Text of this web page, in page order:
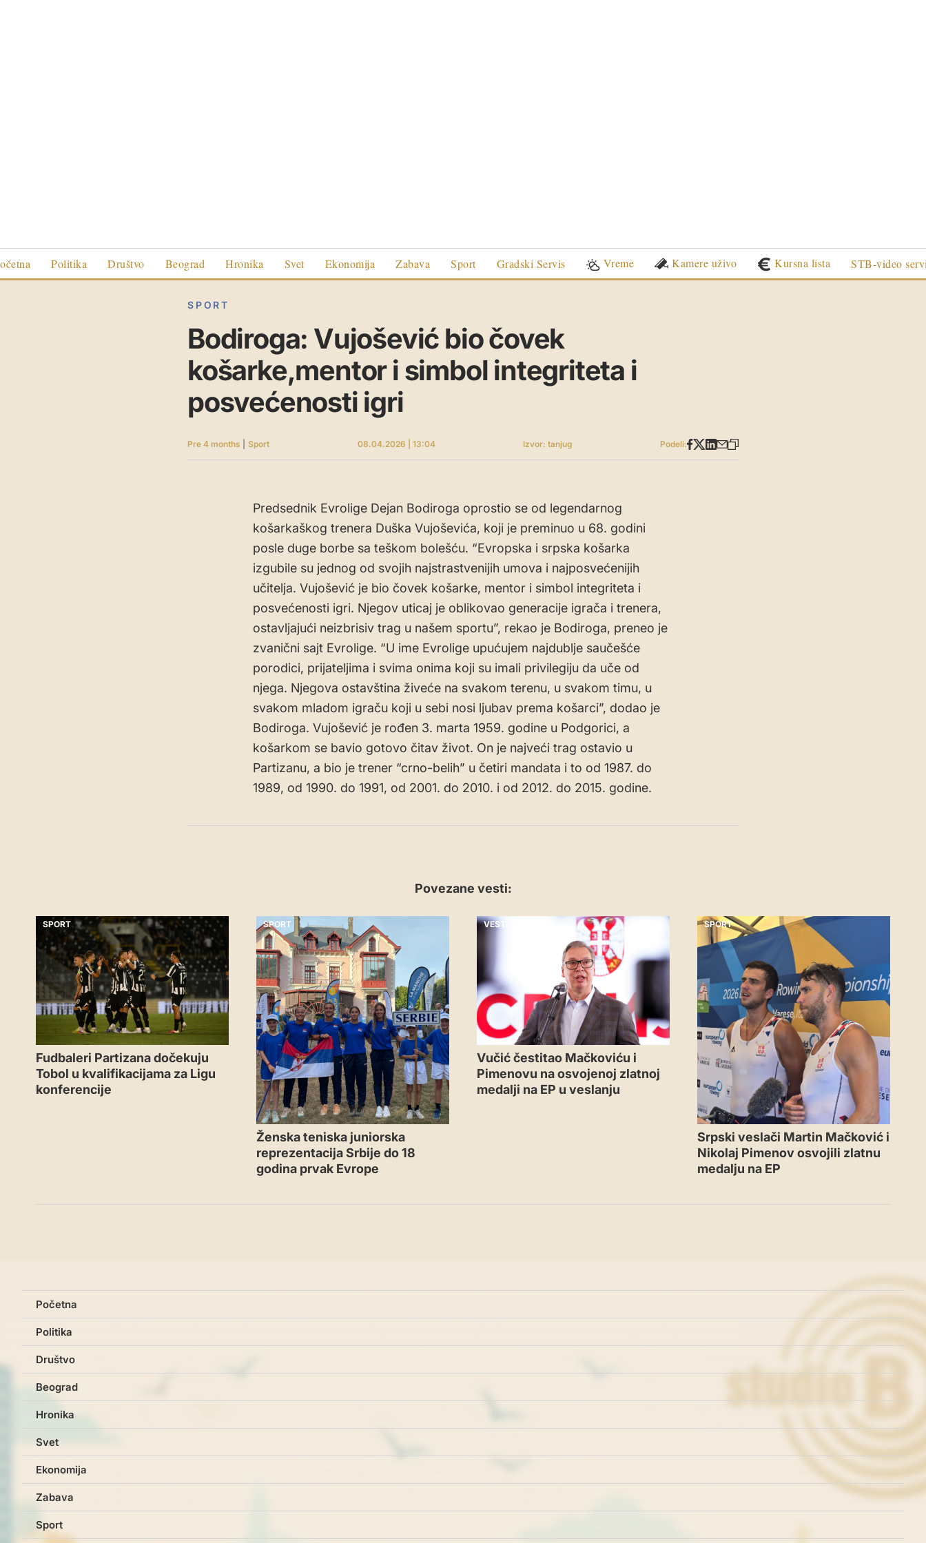
Politika Društvo Beograd Hronika Svet Ekonomija Zabava Sport Gradski Servis Vreme Kamere uživo Kursna lista STB-video
SPORT
Bodiroga: Vujošević bio čovek
košarke,mentor i simbol integriteta i
posvećenosti igri
Pre 4 months Sport 08.04.2026 | 13:04 Izvor: tanjug Podeli:
Predsednik Evrolige Dejan Bodiroga oprostio se od legendarnog
košarkaškog trenera Duška Vujoševića, koji je preminuo u 68. godini
posle duge borbe sa teškom bolešću. “Evropska i srpska košarka
izgubile su jednog od svojih najstrastvenijih umova i najposvećenijih
učitelja. Vujošević je bio čovek košarke, mentor i simbol integriteta i
posvećenosti igri. Njegov uticaj je oblikovao generacije igrača i trenera,
ostavljajući neizbrisiv trag u našem sportu”, rekao je Bodiroga, preneo je
zvanični sajt Evrolige. “U ime Evrolige upućujem najdublje saučešće
porodici, prijateljima i svima onima koji su imali privilegiju da uče od
njega. Njegova ostavština živeće na svakom terenu, u svakom timu, u
svakom mladom igraču koji u sebi nosi ljubav prema košarci”, dodao je
Bodiroga. Vujošević je rođen 3. marta 1959. godine u Podgorici, a
košarkom se bavio gotovo čitav život. On je najveći trag ostavio u
Partizanu, a bio je trener “crno-belih” u četiri mandata i to od 1987. do
1989, od 1990. do 1991, od 2001. do 2010. i od 2012. do 2015. godine.
Povezane vesti:
SPORT
Fudbaleri Partizana dočekuju
Tobol u kvalifikacijama za Ligu
konferencije
SPORT
Ženska teniska juniorska
reprezentacija Srbije do 18
godina prvak Evrope
VESTI
Vučić čestitao Mačkoviću i
Pimenovu na osvojenoj zlatnoj
medalji na EP u veslanju
SPORT
Srpski veslači Martin Mačković i
Nikolaj Pimenov osvojili zlatnu
medalju na EP
Početna
Politika
Društvo
Beograd
Hronika
Svet
Ekonomija
Zabava
Sport